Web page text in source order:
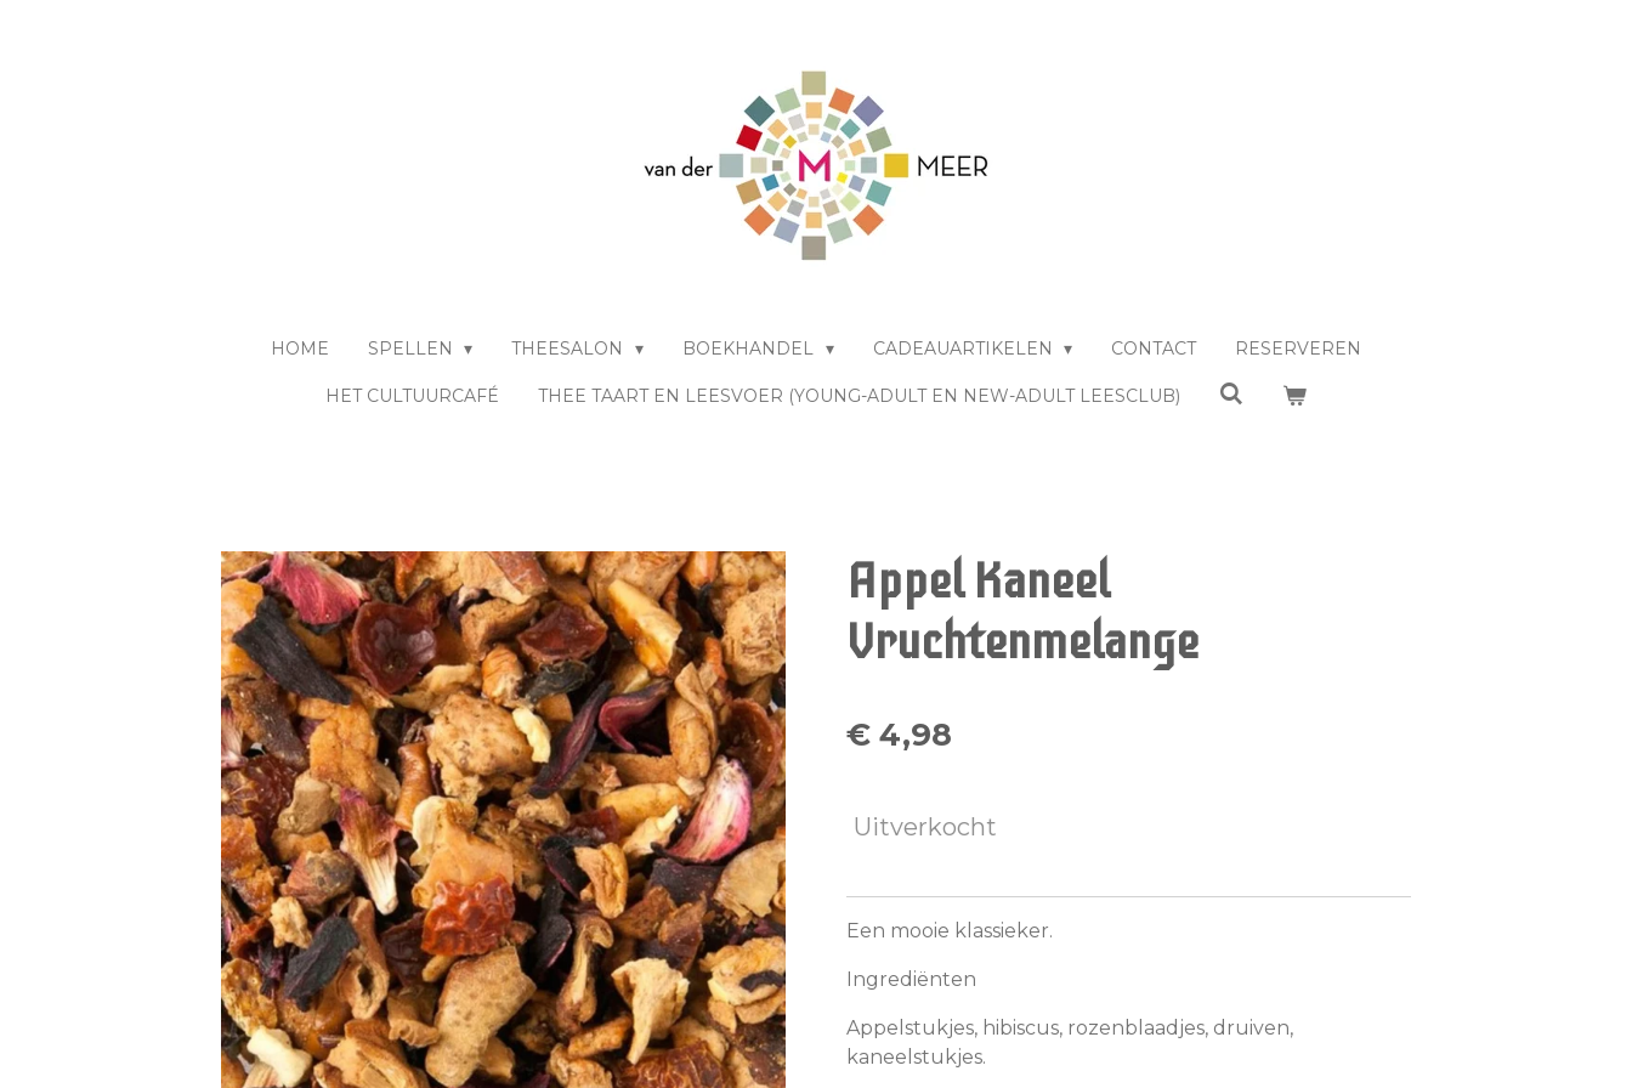
HOME SPELLEN THEESALON BOEKHANDEL CADEAUARTIKELEN CONTACT RESERVEREN
HET CULTUURCAFÉ THEE TAART EN LEESVOER (YOUNG-ADULT EN NEW-ADULT LEESCLUB)
Appel Kaneel
Vruchtenmelange
€ 4,98
Uitverkocht
Een mooie klassieker.
Ingrediënten
Appelstukjes, hibiscus, rozenblaadjes, druiven,
kaneelstukjes.